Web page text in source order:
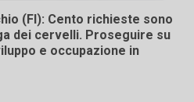
(FI): Cento richieste sono
dei cervelli. Proseguire su
e occupazione in